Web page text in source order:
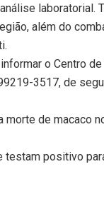
laboratorial.
além do
o Centro
3517, de
de macaco
positivo